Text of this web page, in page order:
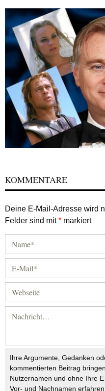
KOMMENTARE
Deine E-Mail-Adresse wird
Felder sind mit* markiert
Ihre Argumente, Gedanken
kommentierten Beitrag
Nutzernamen und ohne Ihre
Vor- und Nachnamen